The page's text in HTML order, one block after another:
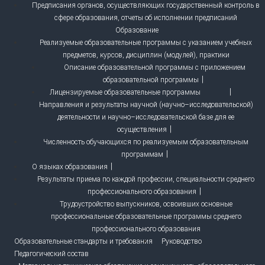
Предписания органов, осуществляющих государственный контроль в
сфере образования, отчеты об исполнении предписаний
Образование
Реализуемые образовательные программы с указанием учебных
предметов, курсов, дисциплин (модулей), практики
Описание образовательной программы с приложением
образовательной программы
Лицензируемые образовательные программы
Направления и результаты научной (научно–исследовательской)
деятельности и научно–исследовательской базе для ее
осуществления
Численность обучающихся по реализуемым образовательным
программам
О языках образования
Результаты приема по каждой профессии, специальности среднего
профессионального образования
Трудоустройство выпускников, освоивших основные
профессиональные образовательные программы среднего
профессионального образования
Образовательные стандарты и требования
Руководство
Педагогический состав